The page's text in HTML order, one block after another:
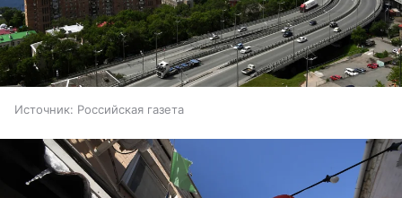
Источник: Российская газета